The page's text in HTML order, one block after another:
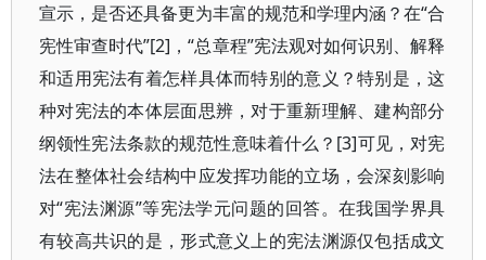
宣示，是否还具备更为丰富的规范和学理内涵？在“合
宪性审查时代”[2]，“总章程”宪法观对如何识别、解释
和适用宪法有着怎样具体而特别的意义？特别是，这
种对宪法的本体层面思辨，对于重新理解、建构部分
纲领性宪法条款的规范性意味着什么？[3]可见，对宪
法在整体社会结构中应发挥功能的立场，会深刻影响
对“宪法渊源”等宪法学元问题的回答。在我国学界具
有较高共识的是，形式意义上的宪法渊源仅包括成文